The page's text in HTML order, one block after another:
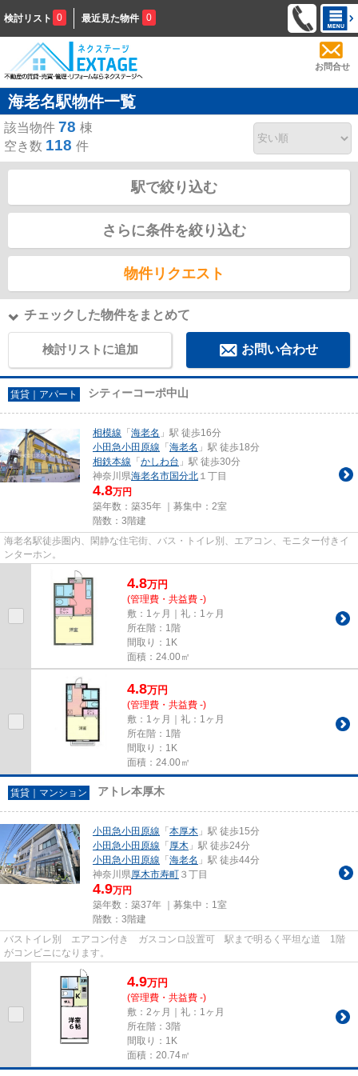
検討リスト 0 最近見た物件 0
お問合せ
海老名駅物件一覧
該当物件 78 棟
空き数 118 件
駅で絞り込む
さらに条件を絞り込む
物件リクエスト
チェックした物件をまとめて
検討リストに追加 お問い合わせ
賃貸｜アパート シティーコーポ中山
相模線 「海老名 」駅 徒歩16分
小田急小田原線 「海老名 」駅 徒歩18分
相鉄本線 「かしわ台 」駅 徒歩30分
神奈川県海老名市国分北 １丁目
4.8万円
築年数：築35年 ｜募集中： 2室
階数：3階建
海老名駅徒歩圏内、閑静な住宅街、バス・トイレ別、エアコン、モニター付きイ
ンターホン。
4.8万円
(管理費・共益費 -)
敷：1ヶ月｜礼：1ヶ月
所在階：1階
間取り：1K
面積：24.00㎡
4.8万円
(管理費・共益費 -)
敷：1ヶ月｜礼：1ヶ月
所在階：1階
間取り：1K
面積：24.00㎡
賃貸｜マンション アトレ本厚木
小田急小田原線 「本厚木 」駅 徒歩15分
小田急小田原線 「厚木 」駅 徒歩24分
小田急小田原線 「海老名 」駅 徒歩44分
神奈川県厚木市寿町 ３丁目
4.9万円
築年数：築37年 ｜募集中： 1室
階数：3階建
バストイレ別 エアコン付き ガスコンロ設置可 駅まで明るく平坦な道 1階
がコンビニになります。
4.9万円
(管理費・共益費 -)
敷：2ヶ月｜礼：1ヶ月
所在階：3階
間取り：1K
面積：20.74㎡